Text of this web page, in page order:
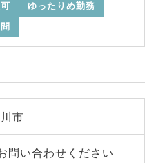
ゆったりめ勤務
市
問い合わせください